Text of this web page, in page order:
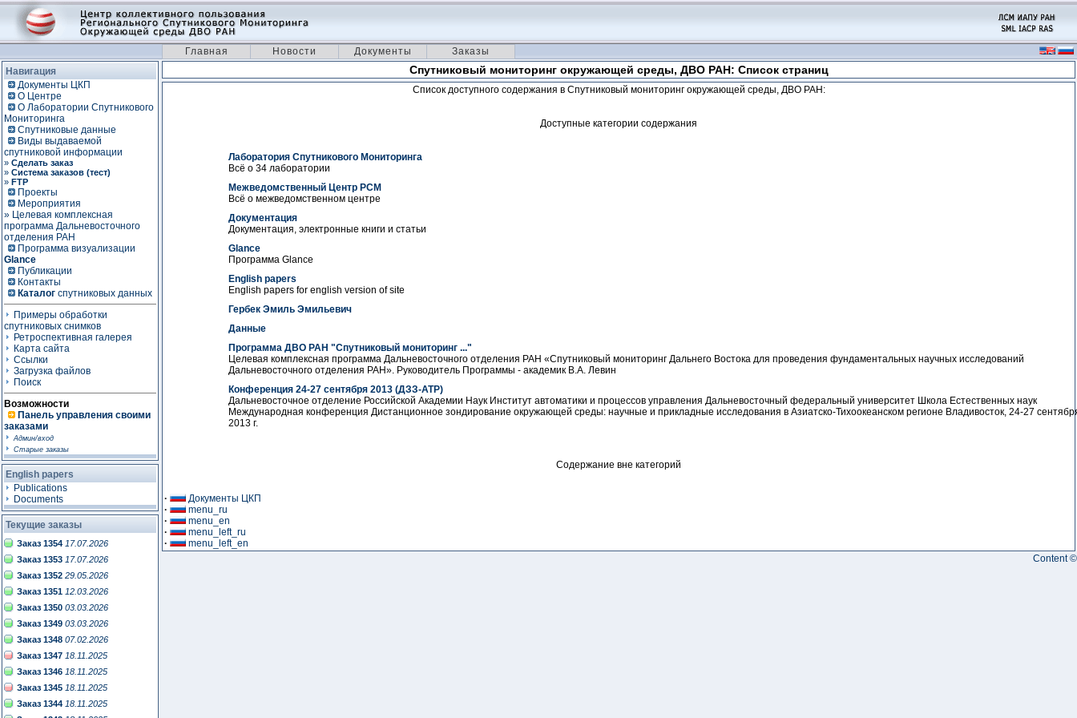
Главная Новости Документы
Заказы
Навигация
Документы ЦКП
О Центре
О Лаборатории Спутникового
Мониторинга
Спутниковые данные
Виды выдаваемой
спутниковой информации
» Сделать заказ
» Система заказов (тест)
» FTP
Проекты
Мероприятия
» Целевая комплексная
программа Дальневосточного
отделения РАН
Программа визуализации
Glance
Публикации
Контакты
Каталог спутниковых данных
Примеры обработки
спутниковых снимков
Ретроспективная галерея
Карта сайта
Ссылки
Загрузка файлов
Поиск
Возможности
Панель управления своими
заказами
Админ/вход
Старые заказы
English papers
Publications
Documents
Текущие заказы
Заказ 1354 17.07.2026
Заказ 1353 17.07.2026
Заказ 1352 29.05.2026
Заказ 1351 12.03.2026
Заказ 1350 03.03.2026
Заказ 1349 03.03.2026
Заказ 1348 07.02.2026
Заказ 1347 18.11.2025
Заказ 1346 18.11.2025
Заказ 1345 18.11.2025
Заказ 1344 18.11.2025
Спутниковый мониторинг окружающей среды, ДВО РАН: Список страниц
Список доступного содержания в Спутниковый мониторинг окружающей среды, ДВО РАН:
Доступные категории содержания
Лаборатория Спутникового Мониторинга
Всё о 34 лаборатории
Межведомственный Центр РСМ
Всё о межведомственном центре
Документация
Документация, электронные книги и статьи
Glance
Программа Glance
English papers
English papers for english version of site
Гербек Эмиль Эмильевич
Данные
Программа ДВО РАН "Спутниковый мониторинг ..."
Целевая комплексная программа Дальневосточного отделения РАН «Спутниковый мониторинг Дальнего Востока для проведения фундаментальных научных исследований
Дальневосточного отделения РАН». Руководитель Программы - академик В.А. Левин
Конференция 24-27 сентября 2013 (ДЗЗ-АТР)
Дальневосточное отделение Российской Академии Наук Институт автоматики и процессов управления Дальневосточный федеральный университет Школа Естественных наук
Международная конференция Дистанционное зондирование окружающей среды: научные и прикладные исследования в Азиатско-Тихоокеанском регионе Владивосток, 24-27
2013 г.
Содержание вне категорий
·
Документы ЦКП
·
menu_ru
·
menu_en
·
menu_left_ru
·
menu_left_en
Content ©